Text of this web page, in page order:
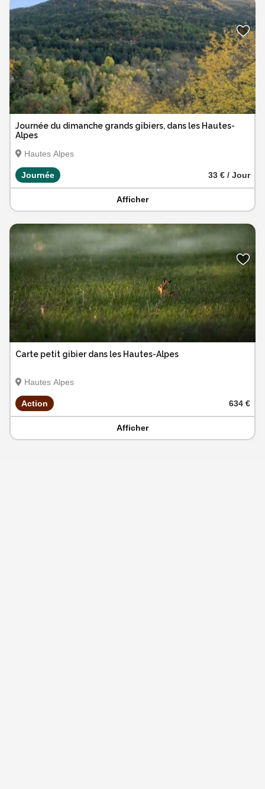
Journée du dimanche grands gibiers, dans les Hautes-
Alpes
Hautes Alpes
Journée 33 € / Jour
Afficher
Carte petit gibier dans les Hautes-Alpes
Hautes Alpes
Action 634 €
Afficher